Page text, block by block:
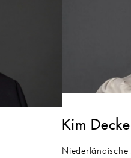
Kim
Niederländische